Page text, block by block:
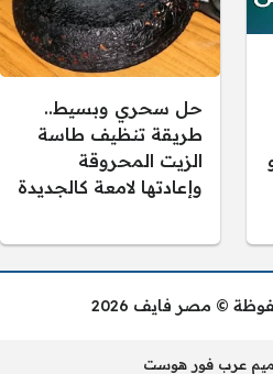
حل سحري وبسيط..
طريقة تنظيف طاسة
الزيت المحروقة
وإعادتها لامعة كالجديدة
© مصر فايف 2026
عرب فور هوست